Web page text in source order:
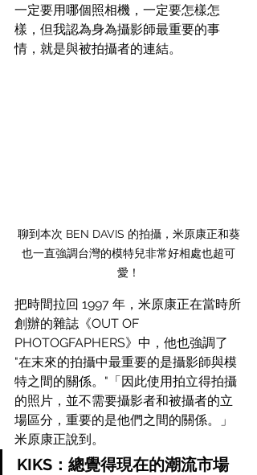
一定要用哪個照相機，一定要怎樣怎
樣，但我認為身為攝影師最重要的事
情，就是與被拍攝者的連結。
聊到本次 BEN DAVIS 的拍攝，米原康正和葵
也一直強調台灣的模特兒非常好相處也超可
愛！
把時間拉回 1997 年，米原康正在當時所
創辦的雜誌《OUT OF
PHOTOGFAPHERS》中，他也強調了
"在末來的拍攝中最重要的是攝影師與模
特之間的關係。"「因此使用拍立得拍攝
的照片，並不需要攝影者和被攝者的立
場區分，重要的是他們之間的關係。」
米原康正說到。
KIKS：總覺得現在的潮流市場